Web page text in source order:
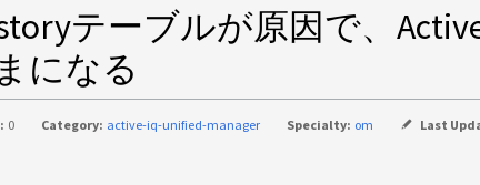
テーブルが原因で、
になる
0 Category: active-iq-unified-manager Specialty: om Last